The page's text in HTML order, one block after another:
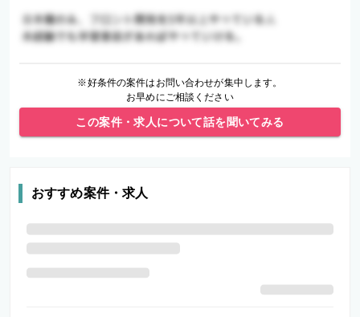
※好条件の案件はお問い合わせが集中します。
お早めにご相談ください
この案件・求人について話を聞いてみる
おすすめ案件・求人